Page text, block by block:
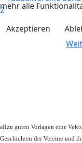
mehr alle
Akzeptieren
allzu guten Vorlagen eine
Geschichten der Vereine und